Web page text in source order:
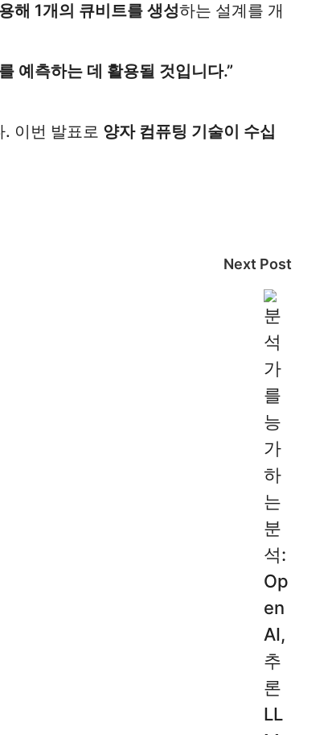
해 1개의 큐비트를 생성하는 설계를 개
예측하는 데 활용될 것입니다.”
. 이번 발표로 양자 컴퓨팅 기술이 수십
Next Post